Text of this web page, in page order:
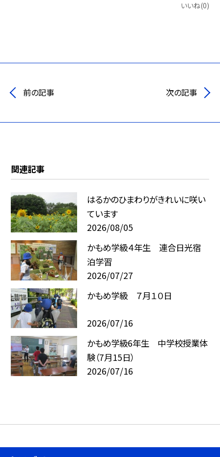
いいね(0)
前の記事 次の記事
関連記事
はるかのひまわりがきれいに咲い
ています
2026/08/05
かもめ学級４年生 連合日光宿
泊学習
2026/07/27
かもめ学級 ７月１０日
2026/07/16
かもめ学級6年生 中学校授業体
験（7月15日）
2026/07/16